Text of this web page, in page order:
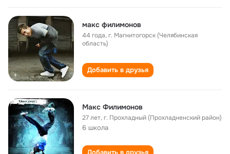
макс филимонов
44 года,г. Магнитогорск (Челябинская
область)
Добавить в друзья
Макс Филимонов
27 лет,г. Прохладный (Прохладненский район)
6 школа
Добавить в друзья